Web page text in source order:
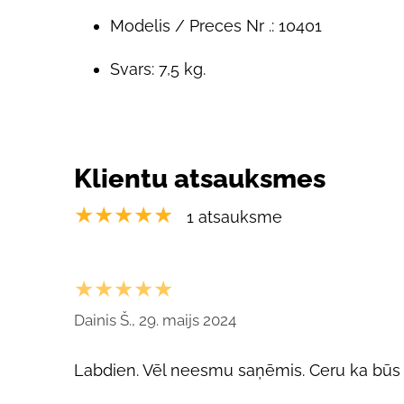
Modelis / Preces Nr .: 10401
Svars: 7,5 kg.
Klientu atsauksmes
★★★★★ 1 atsauksme
★★★★★
Dainis Š., 29. maijs 2024
Labdien. Vēl neesmu saņēmis. Ceru ka